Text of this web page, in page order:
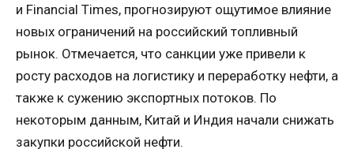
и Financial Times, прогнозируют ощутимое влияние
новых ограничений на российский топливный
рынок. Отмечается, что санкции уже привели к
росту расходов на логистику и переработку нефти, а
также к сужению экспортных потоков. По
некоторым данным, Китай и Индия начали снижать
закупки российской нефти.